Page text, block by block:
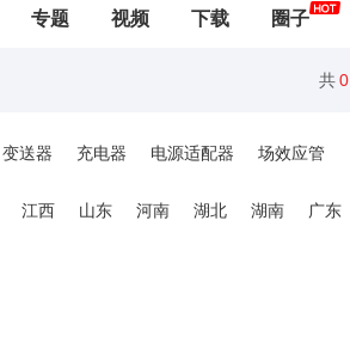
专题 视频 下载 圈子
共0
变送器 充电器 电源适配器
场效应管
江西 山东 河南 湖北 湖南 广东